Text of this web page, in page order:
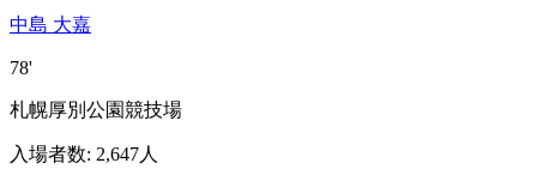
中島 大嘉
78'
札幌厚別公園競技場
入場者数: 2,647人